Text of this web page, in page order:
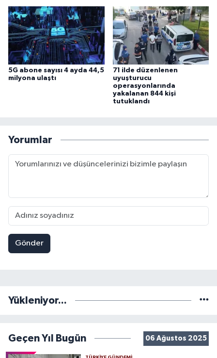
5G abone sayısı 4 ayda 44,5
milyona ulaştı
71 ilde düzenlenen
uyuşturucu
operasyonlarında
yakalanan 844 kişi
tutuklandı
Yorumlar
Gönder
Yükleniyor...
Geçen Yıl Bugün 06 Ağustos 2025